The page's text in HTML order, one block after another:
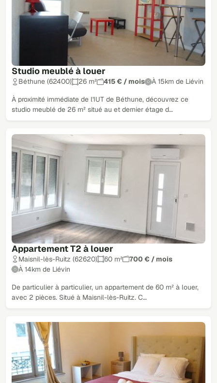
Studio meublé à louer
Béthune (62400) 26 m² 415 € / mois À 15km de Liévin
À proximité immédiate de l'IUT de Béthune, découvrez ce
studio meublé de 26 m² situé au et dernier étage d…
Appartement T2 à louer
Maisnil-lès-Ruitz (62620) 60 m²
700 € / mois
À 14km de Liévin
De particulier à particulier, un appartement de 60 m² à louer,
avec 2 pièces. Situé à Maisnil-lès-Ruitz. C…